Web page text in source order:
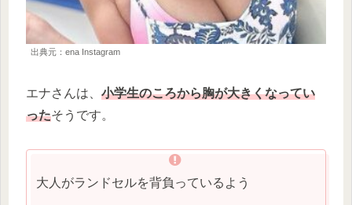
出典元：ena Instagram
エナさんは、 小学生のころから胸が大きくなってい
ったそうです。
大人がランドセルを背負っているよう